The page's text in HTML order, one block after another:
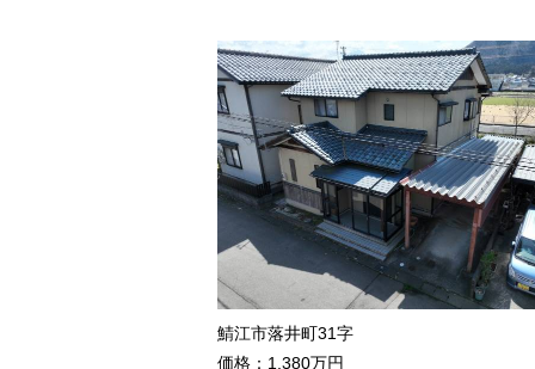
鯖江市落井町31字
価格：1,380万円